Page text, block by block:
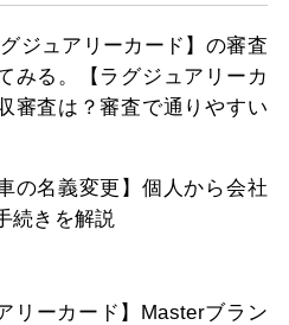
グジュアリーカード】の審査
みる。【ラグジュアリーカ
審査は？審査で通りやすい
の名義変更】個人から会社
続きを解説
リーカード】Masterブラン